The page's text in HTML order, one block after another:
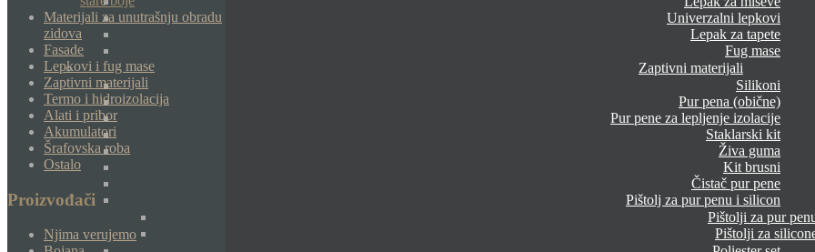
Univerzalni lepkovi
Lepak za tapete
Fug mase
Zaptivni materijali
Silikoni
Pur pena (obične)
Pur pene za lepljenje izolacije
Staklarski kit
Živa guma
Kit brusni
Čistač pur pene
Pištolj za pur penu i silicon
Pištolji za pur
Pištolji za
Materijali za unutrašnju obradu
zidova
Fasade
Lepkovi i fug mase
Zaptivni materijali
Termo i hidroizolacija
Alati i pribor
Akumulatori
Šrafovska roba
Ostalo
Proizvođači
Njima verujemo